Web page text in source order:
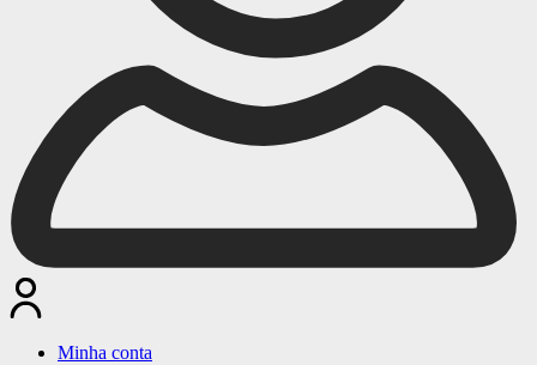
Minha conta